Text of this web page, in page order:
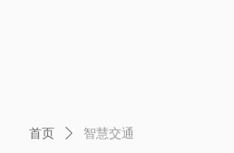
首页 ꄲ 智慧交通